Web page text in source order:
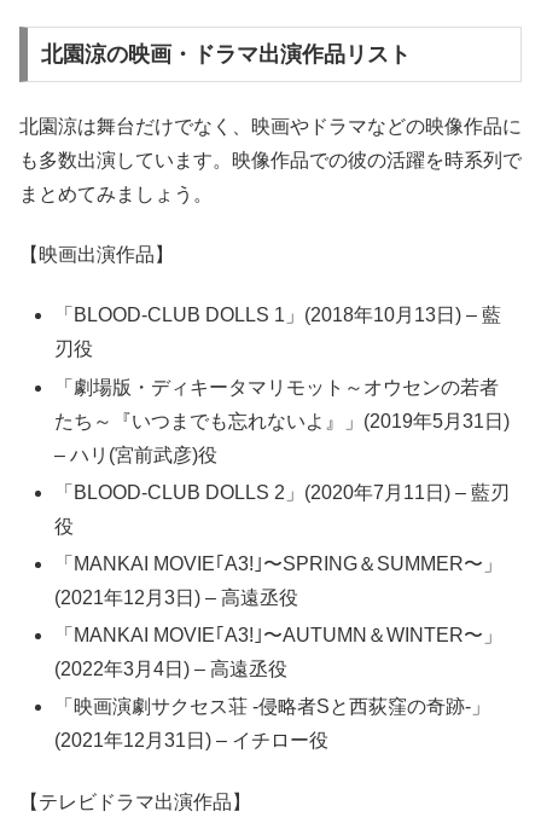
北園涼の映画・ドラマ出演作品リスト
北園涼は舞台だけでなく、映画やドラマなどの映像作品に
も多数出演しています。映像作品での彼の活躍を時系列で
まとめてみましょう。
【映画出演作品】
「BLOOD-CLUB DOLLS 1」(2018年10月13日) – 藍
刃役
「劇場版・ディキータマリモット～オウセンの若者
たち～『いつまでも忘れないよ』」(2019年5月31日)
– ハリ(宮前武彦)役
「BLOOD-CLUB DOLLS 2」(2020年7月11日) – 藍刃
役
「MANKAI MOVIE｢A3!｣〜SPRING＆SUMMER〜」
(2021年12月3日) – 高遠丞役
「MANKAI MOVIE｢A3!｣〜AUTUMN＆WINTER〜」
(2022年3月4日) – 高遠丞役
「映画演劇サクセス荘 -侵略者Sと西荻窪の奇跡-」
(2021年12月31日) – イチロー役
【テレビドラマ出演作品】